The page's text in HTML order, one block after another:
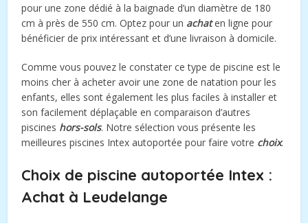
pour une zone dédié à la baignade d’un diamètre de 180
cm à près de 550 cm. Optez pour un achaten ligne pour
bénéficier de prix intéressant et d’une livraison à domicile.
Comme vous pouvez le constater ce type de piscine est le
moins cher à acheter avoir une zone de natation pour les
enfants, elles sont également les plus faciles à installer et
son facilement déplaçable en comparaison d’autres
piscines hors-sols. Notre sélection vous présente les
meilleures piscines Intex autoportée pour faire votre choix.
Choix de piscine autoportée Intex :
Achat à Leudelange